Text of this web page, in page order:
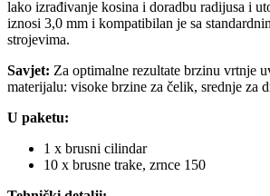
lako izrađivanje kosina i doradbu radijusa i
iznosi 3,0 mm i kompatibilan je sa
strojevima.
Savjet: Za optimalne rezultate brzinu vrtnje
materijalu: visoke brzine za čelik, srednje za
U paketu:
1 x brusni cilindar
10 x brusne trake, zrnce 150